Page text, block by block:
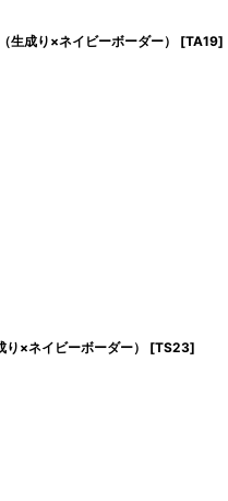
生成り×ネイビーボーダー） [TA19]
×ネイビーボーダー） [TS23]